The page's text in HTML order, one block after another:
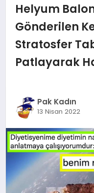
MAGAZIN
SPOR & FITNESS
YEMEK
KIMDIR?
HESAPLAMALAR
Helyum
Gönderilen
Stratosfer
Patlayarak
Pak Kadın
13 Nisan 2022